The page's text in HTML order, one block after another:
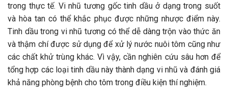
trong thực tế. Vi nhũ tương gốc tinh dầu ở dạng trong suốt
và hòa tan có thể khắc phục được những nhược điểm này.
Tinh dầu trong vi nhũ tương có thể dễ dàng trộn vào thức ăn
và thậm chí được sử dụng để xử lý nước nuôi tôm cũng như
các chất khử trùng khác. Vì vậy, cần nghiên cứu sâu hơn để
tổng hợp các loại tinh dầu này thành dạng vi nhũ và đánh giá
khả năng phòng bệnh cho tôm trong điều kiện thí nghiệm.